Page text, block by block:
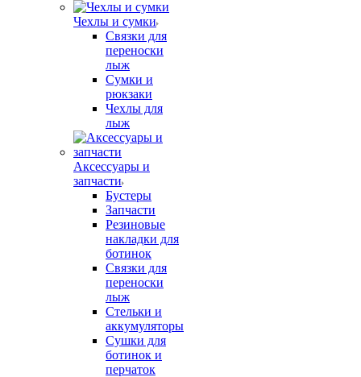
Чехлы и сумки
Связки для
переноски
лыж
Сумки и
рюкзаки
Чехлы для
лыж
Аксессуары и
запчасти
Бустеры
Запчасти
Резиновые
накладки для
ботинок
Связки для
переноски
лыж
Стельки и
аккумуляторы
Сушки для
ботинок и
перчаток